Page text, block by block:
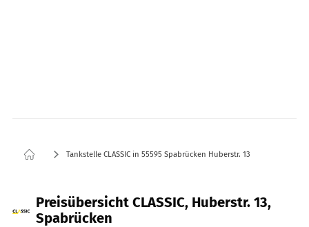
Tankstelle CLASSIC in 55595 Spabrücken Huberstr. 13
Preisübersicht CLASSIC, Huberstr. 13,
Spabrücken